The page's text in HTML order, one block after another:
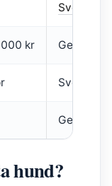
Svenska
kr Get a Pet
Svenska
Get a Pet
hund?